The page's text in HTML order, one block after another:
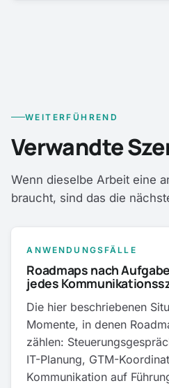
WEITERFÜHREND
Verwandte
Wenn dieselbe Arbeit eine
braucht, sind das die
ANWENDUNGSFÄLLE
Roadmaps nach
jedes
Die hier beschriebenen
Momente, in denen
zählen:
IT-Planung, GTM-
Kommunikation auf